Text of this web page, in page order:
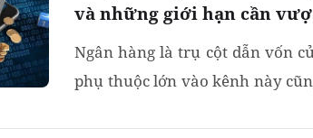
và những giới hạn cần
Ngân hàng là trụ cột dẫn vốn
phụ thuộc lớn vào kênh này